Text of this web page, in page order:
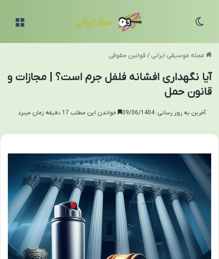
مجله موسیقی ایرانی / قوانین حقوقی
آیا نگهداری افشانه فلفل جرم است؟ | مجازات و
قانون حمل
آخرین به روز رسانی: 09/06/1404 خواندن این مطلب 17 دقیقه زمان میبرد